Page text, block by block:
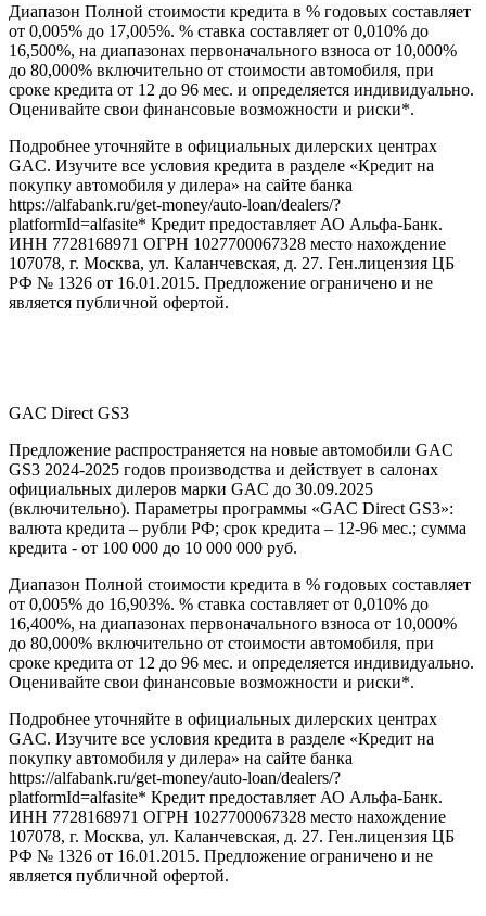
Диапазон Полной стоимости кредита в % годовых составляет
от 0,005% до 17,005%. % ставка составляет от 0,010% до
16,500%, на диапазонах первоначального взноса от 10,000%
до 80,000% включительно от стоимости автомобиля, при
сроке кредита от 12 до 96 мес. и определяется индивидуально.
Оценивайте свои финансовые возможности и риски*.
Подробнее уточняйте в официальных дилерских центрах
GAC. Изучите все условия кредита в разделе «Кредит на
покупку автомобиля у дилера» на сайте банка
https://alfabank.ru/get-money/auto-loan/dealers/?
platformId=alfasite* Кредит предоставляет АО Альфа-Банк.
ИНН 7728168971 ОГРН 1027700067328 место нахождение
107078, г. Москва, ул. Каланчевская, д. 27. Ген.лицензия ЦБ
РФ № 1326 от 16.01.2015. Предложение ограничено и не
является публичной офертой.
GAC Direct GS3
Предложение распространяется на новые автомобили GAC
GS3 2024-2025 годов производства и действует в салонах
официальных дилеров марки GAC до 30.09.2025
(включительно). Параметры программы «GAC Direct GS3»:
валюта кредита – рубли РФ; срок кредита – 12-96 мес.; сумма
кредита - от 100 000 до 10 000 000 руб.
Диапазон Полной стоимости кредита в % годовых составляет
от 0,005% до 16,903%. % ставка составляет от 0,010% до
16,400%, на диапазонах первоначального взноса от 10,000%
до 80,000% включительно от стоимости автомобиля, при
сроке кредита от 12 до 96 мес. и определяется индивидуально.
Оценивайте свои финансовые возможности и риски*.
Подробнее уточняйте в официальных дилерских центрах
GAC. Изучите все условия кредита в разделе «Кредит на
покупку автомобиля у дилера» на сайте банка
https://alfabank.ru/get-money/auto-loan/dealers/?
platformId=alfasite* Кредит предоставляет АО Альфа-Банк.
ИНН 7728168971 ОГРН 1027700067328 место нахождение
107078, г. Москва, ул. Каланчевская, д. 27. Ген.лицензия ЦБ
РФ № 1326 от 16.01.2015. Предложение ограничено и не
является публичной офертой.